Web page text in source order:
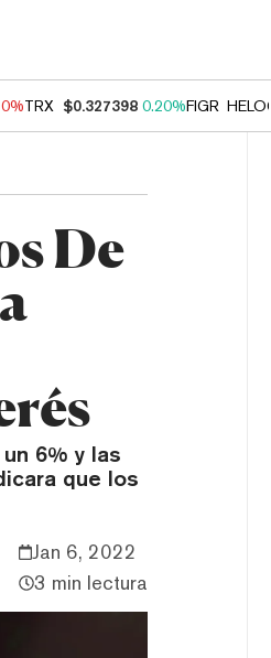
TRX $0.327398 0.20%FIGR_HELOC
De
6% y las
que los
Jan 6, 2022
3 min lectura